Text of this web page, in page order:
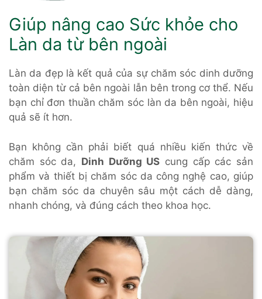
Giúp nâng cao Sức khỏe cho
Làn da từ bên ngoài
Làn da đẹp là kết quả của sự chăm sóc dinh dưỡng
toàn diện từ cả bên ngoài lẫn bên trong cơ thể. Nếu
bạn chỉ đơn thuần chăm sóc làn da bên ngoài, hiệu
quả sẽ ít hơn.
Bạn không cần phải biết quá nhiều kiến thức về
chăm sóc da, Dinh Dưỡng US cung cấp các sản
phẩm và thiết bị chăm sóc da công nghệ cao, giúp
bạn chăm sóc da chuyên sâu một cách dễ dàng,
nhanh chóng, và đúng cách theo khoa học.